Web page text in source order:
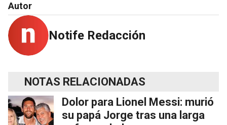
Autor
Notife Redacción
NOTAS RELACIONADAS
Dolor para Lionel Messi: murió
su papá Jorge tras una larga